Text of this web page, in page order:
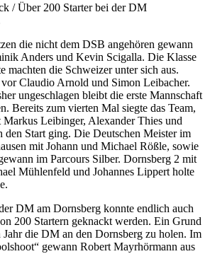
/ Über 200 Starter bei der DM
die nicht dem DSB angehören gewann
Anders und Kevin Scigalla. Die Klasse
machten die Schweizer unter sich aus.
Claudio Arnold und Simon Leibacher.
ungeschlagen bleibt die erste Mannschaft
Bereits zum vierten Mal siegte das Team,
Markus Leibinger, Alexander Thies und
den Start ging. Die Deutschen Meister im
mit Johann und Michael Rößle, sowie
im Parcours Silber. Dornsberg 2 mit
Mühlenfeld und Johannes Lippert holte
DM am Dornsberg konnte endlich auch
200 Startern geknackt werden. Ein Grund
Jahr die DM an den Dornsberg zu holen. Im
gewann Robert Mayrhörmann aus